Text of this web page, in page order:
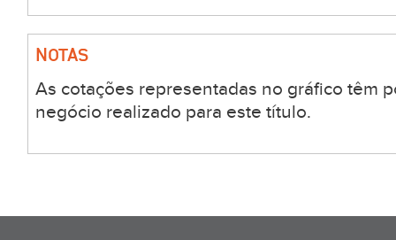
NOTAS
As cotações representadas no gráfico têm
negócio realizado para este título.